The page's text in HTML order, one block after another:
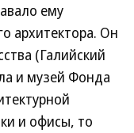
ему
архитектора. Он
(Галийский
и музей Фонда
и офисы, то